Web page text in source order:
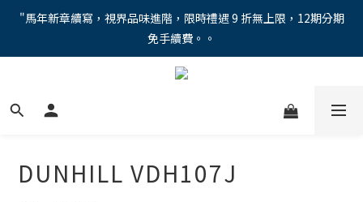
"馬年新章續寫，視界品味進階，限時禮遇 9 折無上限，12期分期
免手續費。。
"馬年新章續寫，視界品味進階，限時禮遇 9 折無上限，12期分期
免手續費。。
全新上市【全視線第九代變色鏡片GEN S】，門市配鏡享限時體驗
DUNHILL VDH107J